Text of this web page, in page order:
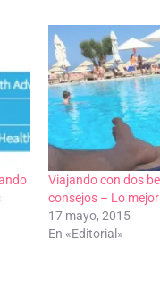
Viajando con dos
consejos – Lo
17 mayo, 2015
En «Editorial»